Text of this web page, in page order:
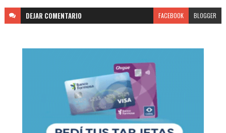
DEJAR COMENTARIO FACEBOOK BLOGGER